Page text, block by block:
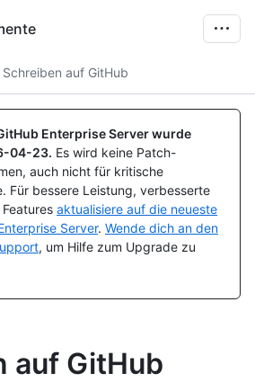
Schreiben auf GitHub
Enterprise Server wurde
04-23. Es wird keine Patch-
auch nicht für kritische
Für bessere Leistung, verbesserte
aktualisiere auf die neueste
Server. Wende dich an den
, um Hilfe zum Upgrade zu
auf GitHub